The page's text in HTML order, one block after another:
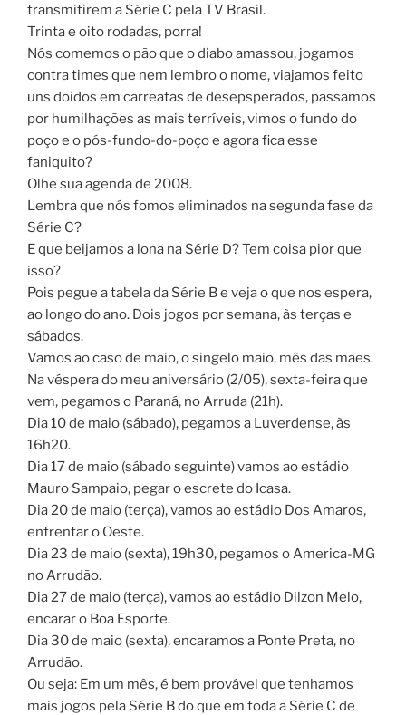
transmitirem a Série C pela TV Brasil.
Trinta e oito rodadas, porra!
Nós comemos o pão que o diabo amassou, jogamos
contra times que nem lembro o nome, viajamos feito
uns doidos em carreatas de desepsperados, passamos
por humilhações as mais terríveis, vimos o fundo do
poço e o pós-fundo-do-poço e agora fica esse
faniquito?
Olhe sua agenda de 2008.
Lembra que nós fomos eliminados na segunda fase da
Série C?
E que beijamos a lona na Série D? Tem coisa pior que
isso?
Pois pegue a tabela da Série B e veja o que nos espera,
ao longo do ano. Dois jogos por semana, às terças e
sábados.
Vamos ao caso de maio, o singelo maio, mês das mães.
Na véspera do meu aniversário (2/05), sexta-feira que
vem, pegamos o Paraná, no Arruda (21h).
Dia 10 de maio (sábado), pegamos a Luverdense, às
16h20.
Dia 17 de maio (sábado seguinte) vamos ao estádio
Mauro Sampaio, pegar o escrete do Icasa.
Dia 20 de maio (terça), vamos ao estádio Dos Amaros,
enfrentar o Oeste.
Dia 23 de maio (sexta), 19h30, pegamos o America-MG
no Arrudão.
Dia 27 de maio (terça), vamos ao estádio Dilzon Melo,
encarar o Boa Esporte.
Dia 30 de maio (sexta), encaramos a Ponte Preta, no
Arrudão.
Ou seja: Em um mês, é bem provável que tenhamos
mais jogos pela Série B do que em toda a Série C de